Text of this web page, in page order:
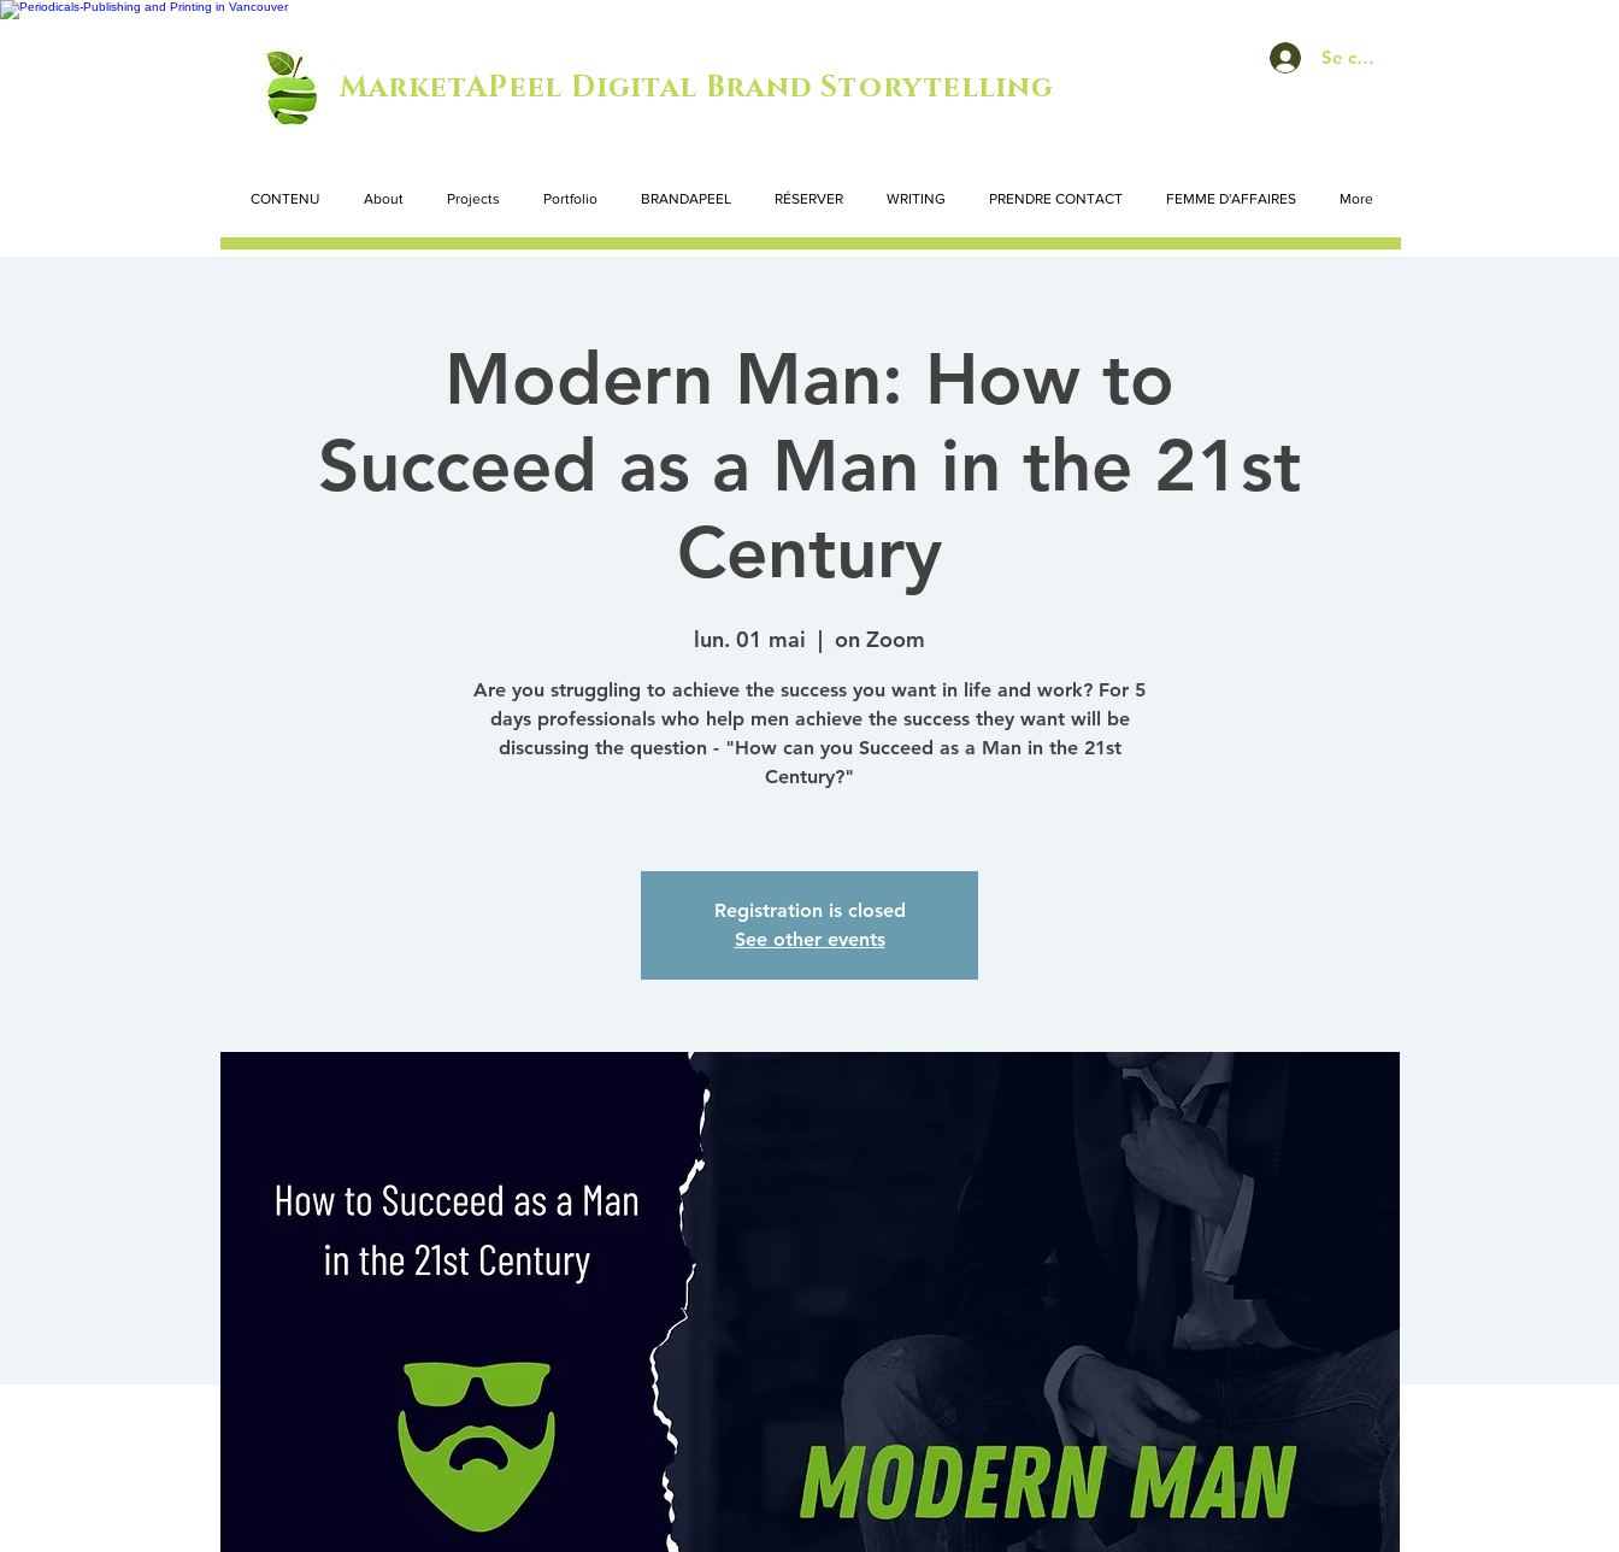
Se connecter
MarketAPeel Digital Brand Storytelling
CONTENU About Projects Portfolio BRANDAPEEL RÉSERVER WRITING PRENDRE CONTACT FEMME D'AFFAIRES More
Modern Man: How to
Succeed as a Man in the 21st
Century
lun. 01 mai
  |
on Zoom
Are you struggling to achieve the success you want in life and work? For 5
days professionals who help men achieve the success they want will be
discussing the question - "How can you Succeed as a Man in the 21st
Century?"
Registration is closed
See other events